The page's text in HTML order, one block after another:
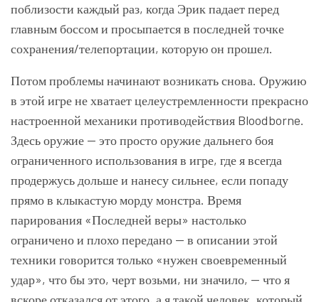
поблизости каждый раз, когда Эрик падает перед
главным боссом и просыпается в последней точке
сохранения/телепортации, которую он прошел.
Потом проблемы начинают возникать снова. Оружию
в этой игре не хватает целеустремленности прекрасно
настроенной механики противодействия Bloodborne.
Здесь оружие — это просто оружие дальнего боя
ограниченного использования в игре, где я всегда
продержусь дольше и нанесу сильнее, если попаду
прямо в клыкастую морду монстра. Время
парирования «Последней веры» настолько
ограничено и плохо передано — в описании этой
техники говорится только «нужен своевременный
удар», что бы это, черт возьми, ни значило, — что я